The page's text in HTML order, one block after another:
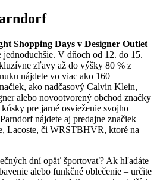
Shopping Days v Designer Outlet
V dňoch od 12. do 15.
zľavy až do výšky 80 % z
nájdete vo viac ako 160
ako nadčasový Calvin Klein,
alebo novootvorený obchod značky
pre jarné osvieženie svojho
nájdete aj predajne značiek
Lacoste, či WRSTBHVR, ktoré na
dní opäť športovať? Ak hľadáte
alebo funkčné oblečenie – určite